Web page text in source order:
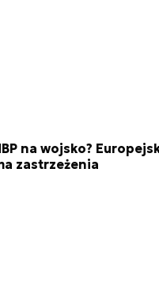
na wojsko?
zastrzeżenia